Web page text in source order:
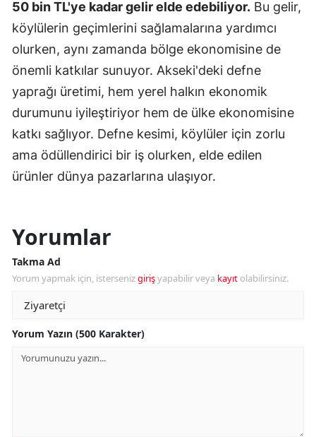
50 bin TL'ye kadar gelir elde edebiliyor. Bu gelir,
köylülerin geçimlerini sağlamalarına yardımcı
olurken, aynı zamanda bölge ekonomisine de
önemli katkılar sunuyor. Akseki'deki defne
yaprağı üretimi, hem yerel halkın ekonomik
durumunu iyileştiriyor hem de ülke ekonomisine
katkı sağlıyor. Defne kesimi, köylüler için zorlu
ama ödüllendirici bir iş olurken, elde edilen
ürünler dünya pazarlarına ulaşıyor.
Yorumlar
Takma Ad
Yorum yapmak için, istersenizgirişyapabilir veya kayıt olabilirsiniz.
Yorum Yazın (500 Karakter)